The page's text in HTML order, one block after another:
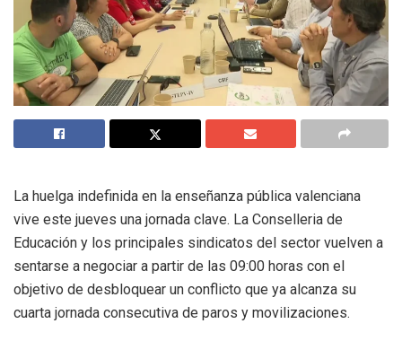
La huelga indefinida en la enseñanza pública valenciana
vive este jueves una jornada clave. La Conselleria de
Educación y los principales sindicatos del sector vuelven a
sentarse a negociar a partir de las 09:00 horas con el
objetivo de desbloquear un conflicto que ya alcanza su
cuarta jornada consecutiva de paros y movilizaciones.